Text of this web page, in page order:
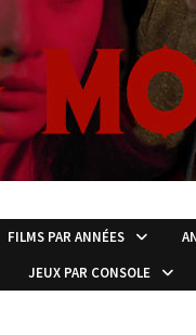
FILMS PAR ANNÉES
JEUX PAR CONSOLE